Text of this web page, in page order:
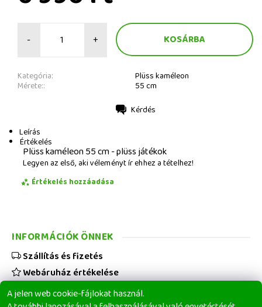
- +
Kategória: Plüss kaméleon
Mérete:: 55 cm
Kérdés
Leírás
Értékelés
Plüss kaméleon 55 cm - plüss játékok
Legyen az első, aki véleményt ír ehhez a tételhez!
Értékelés hozzáadása
A jelen web cookie-fájlokat használ.
INFORMÁCIÓK ÖNNEK
Szállítás és fizetés
Webáruház értékelése
Viszonteladóknak